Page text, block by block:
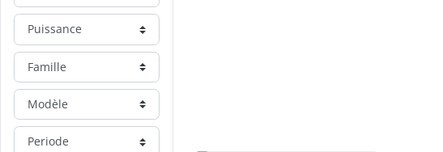
Puissance
Famille
Modèle
Periode